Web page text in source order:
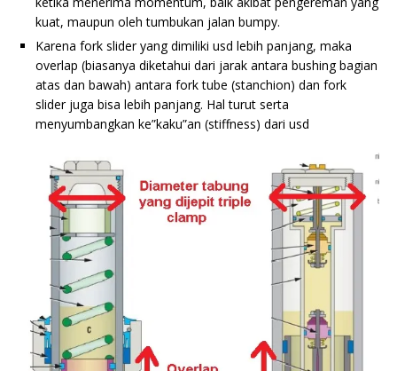
kuat, maupun oleh tumbukan jalan bumpy.
Karena fork slider yang dimiliki usd lebih panjang, maka
overlap (biasanya diketahui dari jarak antara bushing bagian
atas dan bawah) antara fork tube (stanchion) dan fork
slider juga bisa lebih panjang. Hal turut serta
menyumbangkan ke”kaku”an (stiffness) dari usd